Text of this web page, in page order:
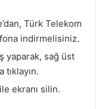
Türk Telekom
indirmelisiniz.
yaparak, sağ üst
ekranı silin.